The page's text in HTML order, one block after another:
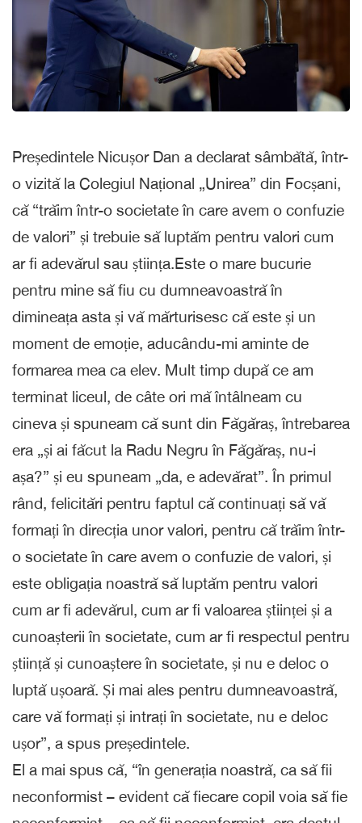
Președintele Nicușor Dan a declarat sâmbătă, într-
o vizită la Colegiul Național „Unirea” din Focșani,
că “trăim într-o societate în care avem o confuzie
de valori” și trebuie să luptăm pentru valori cum
ar fi adevărul sau știința.Este o mare bucurie
pentru mine să fiu cu dumneavoastră în
dimineața asta și vă mărturisesc că este și un
moment de emoție, aducându-mi aminte de
formarea mea ca elev. Mult timp după ce am
terminat liceul, de câte ori mă întâlneam cu
cineva și spuneam că sunt din Făgăraș, întrebarea
era „și ai făcut la Radu Negru în Făgăraș, nu-i
așa?” și eu spuneam „da, e adevărat”. În primul
rând, felicitări pentru faptul că continuați să vă
formați în direcția unor valori, pentru că trăim într-
o societate în care avem o confuzie de valori, și
este obligația noastră să luptăm pentru valori
cum ar fi adevărul, cum ar fi valoarea științei și a
cunoașterii în societate, cum ar fi respectul pentru
știință și cunoaștere în societate, și nu e deloc o
luptă ușoară. Și mai ales pentru dumneavoastră,
care vă formați și intrați în societate, nu e deloc
ușor”, a spus președintele.
El a mai spus că, “în generația noastră, ca să fii
neconformist – evident că fiecare copil voia să fie